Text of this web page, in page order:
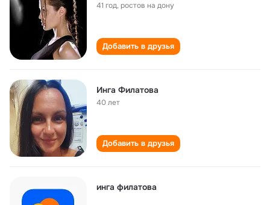
41 год,ростов на дону
Добавить в друзья
Инга Филатова
40 лет
Добавить в друзья
инга филатова